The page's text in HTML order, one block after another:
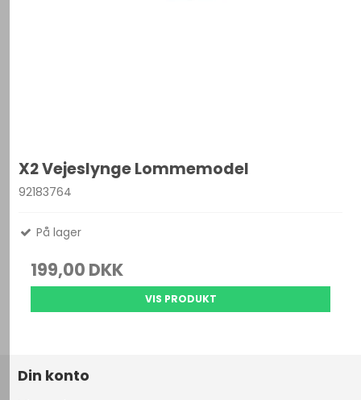
X2 Vejeslynge Lommemodel
92183764
På lager
199,00 DKK
VIS PRODUKT
Din konto